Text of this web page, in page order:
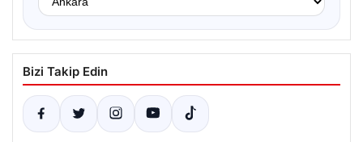
Bizi Takip Edin